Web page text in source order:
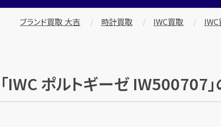
ブランド買取 大吉 時計買取 IWC買取
「IWC ポルトギーゼ IW500707